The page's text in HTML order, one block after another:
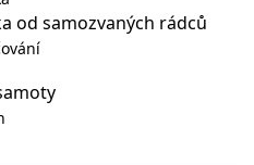
od samozvaných rádců